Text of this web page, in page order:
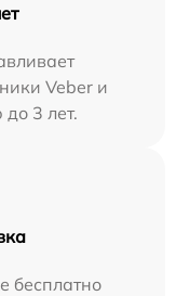
Veber и
3 лет.
бесплатно